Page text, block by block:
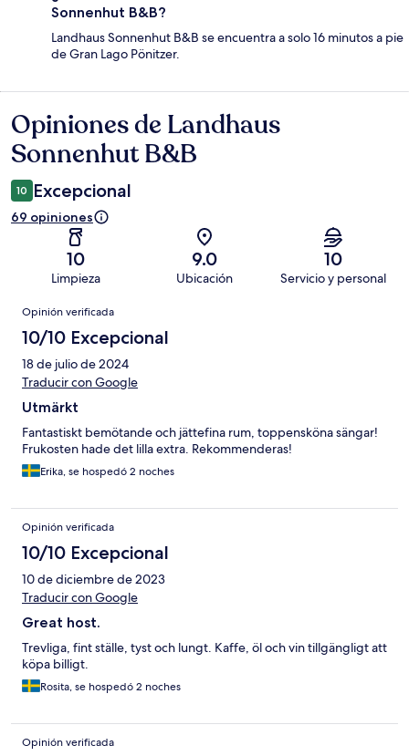
Sonnenhut B&B?
Landhaus Sonnenhut B&B se encuentra a solo 16 minutos a pie
de Gran Lago Pönitzer.
Opiniones
Opiniones de Landhaus
Sonnenhut B&B
10 Excepcional
69 opiniones
10
Limpieza
9.0
Ubicación
10
Servicio y personal
Opiniones
Opinión verificada
10/10 Excepcional
18 de julio de 2024
Traducir con Google
Utmärkt
Fantastiskt bemötande och jättefina rum, toppensköna sängar!
Frukosten hade det lilla extra. Rekommenderas!
Erika, se hospedó 2 noches
Opinión verificada
10/10 Excepcional
10 de diciembre de 2023
Traducir con Google
Great host.
Trevliga, fint ställe, tyst och lungt. Kaffe, öl och vin tillgängligt att
köpa billigt.
Rosita, se hospedó 2 noches
Opinión verificada